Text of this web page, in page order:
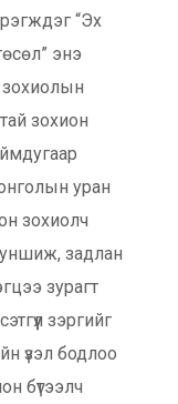
“Эх
энэ
зохион
уран
зохиолч
задлан
зурагт
зэргийг
үзэл бодлоо
бүтээлч